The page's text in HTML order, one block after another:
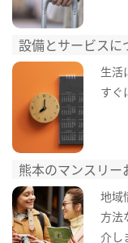
設備とサービスに
生活
すぐ
熊本のマンスリー
地域
方法
介し